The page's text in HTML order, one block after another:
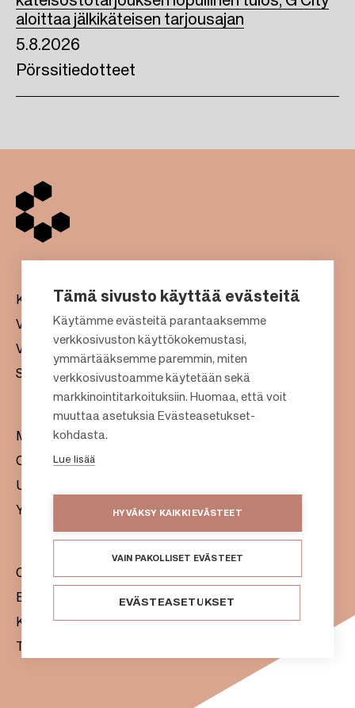
5.8.2026
Pörssitiedotteet
aloittaa jälkikäteisen tarjousajan
o
t
Kauppakeskukset
Vuokraus
Vastuullisuus
Sijoittajat
Meistä
Citylife
Uutishuone
Yhteystiedot
Citycon Oyj
Evästeet
Käyttöehdot
Tämä sivusto käyttää evästeitä
Käytämme evästeitä parantaaksemme
verkkosivuston käyttökokemustasi,
ymmärtääksemme paremmin, miten
verkkosivustoamme käytetään sekä
markkinointitarkoituksiin. Huomaa, että voit
muuttaa asetuksia Evästeasetukset-
kohdasta.
Lue lisää
HYVÄKSY KAIKKI EVÄSTEET
VAIN PAKOLLISET EVÄSTEET
EVÄSTEASETUKSET